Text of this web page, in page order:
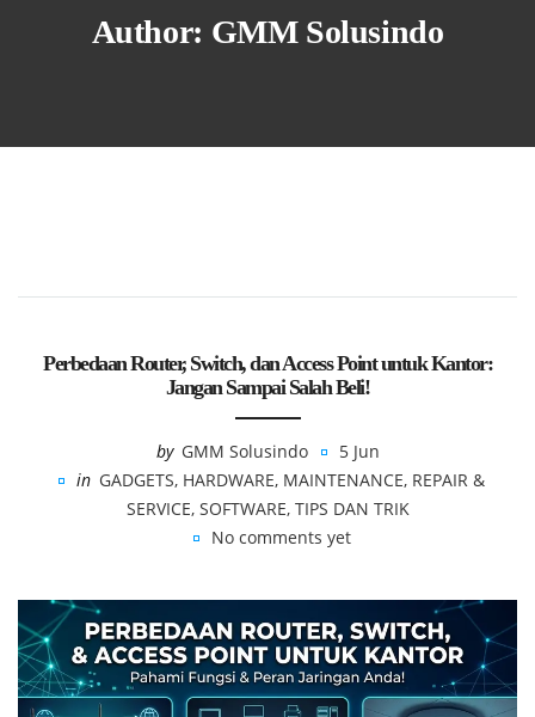
Author: GMM Solusindo
Perbedaan Router, Switch, dan Access Point untuk Kantor:
Jangan Sampai Salah Beli!
by GMM Solusindo
5 Jun
in GADGETS, HARDWARE, MAINTENANCE, REPAIR &
SERVICE, SOFTWARE, TIPS DAN TRIK
No comments yet